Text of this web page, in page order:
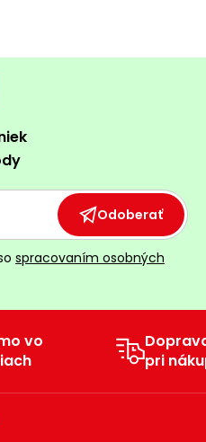
Odoberať
spracovaním osobných
vo
pri